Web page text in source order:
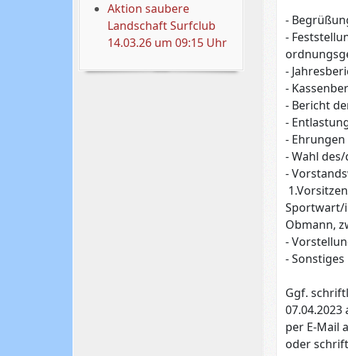
Aktion saubere
Landschaft Surfclub
14.03.26 um 09:15 Uhr
-
-
-
-
- Bericht
-
- Ehrungen
- Wahl
-
Sportwart/
Obmann,
-
- Sonstiges
Ggf.
per E-Mail
oder